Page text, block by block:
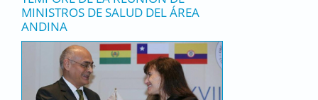
MINISTROS DE SALUD DEL ÁREA
ANDINA